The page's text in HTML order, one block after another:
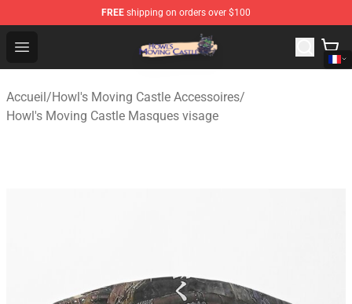
FREE shipping on orders over $100
Open menu
Howl's Moving Castle Store - Official Howl's Moving
Accueil/Howl's Moving Castle Accessoires/
Howl's Moving Castle Masques visage